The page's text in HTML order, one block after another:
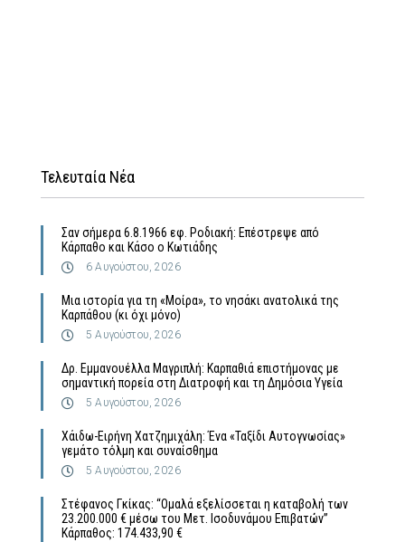
Τελευταία Νέα
Σαν σήμερα 6.8.1966 εφ. Ροδιακή: Επέστρεψε από
Κάρπαθο και Κάσο ο Κωτιάδης
6 Αυγούστου, 2026
Μια ιστορία για τη «Μοίρα», το νησάκι ανατολικά της
Καρπάθου (κι όχι μόνο)
5 Αυγούστου, 2026
Δρ. Εμμανουέλλα Μαγριπλή: Καρπαθιά επιστήμονας με
σημαντική πορεία στη Διατροφή και τη Δημόσια Υγεία
5 Αυγούστου, 2026
Χάιδω-Ειρήνη Χατζημιχάλη: Ένα «Ταξίδι Αυτογνωσίας»
γεμάτο τόλμη και συναίσθημα
5 Αυγούστου, 2026
Στέφανος Γκίκας: “Ομαλά εξελίσσεται η καταβολή των
23.200.000 € μέσω του Μετ. Ισοδυνάμου Επιβατών”
Κάρπαθος: 174.433,90 €